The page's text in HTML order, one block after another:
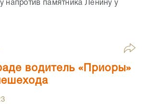
напротив памятника Ленину у
водитель «Приоры»